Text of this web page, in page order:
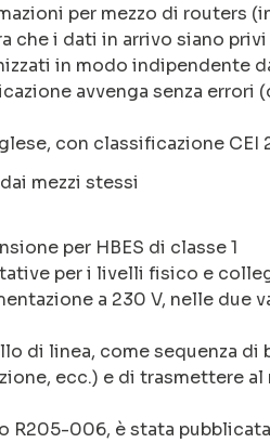
per mezzo di routers
i dati in arrivo siano
in modo indipendente
avvenga senza errori
con classificazione CEI
mezzi stessi
per HBES di classe 1
per i livelli fisico e
a 230 V, nelle due
di linea, come sequenza
ecc.) e di trasmettere al
R205-006, è stata